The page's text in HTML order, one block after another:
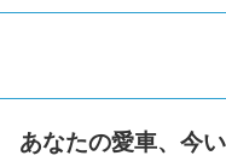
あなたの愛車、今